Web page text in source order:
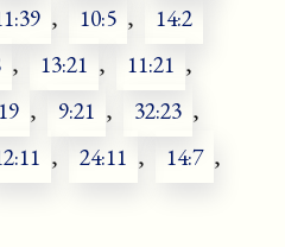
, 10:5 , 14:2
, 13:21 , 11:21 ,
, 9:21 , 32:23 ,
, 24:11 , 14:7 ,